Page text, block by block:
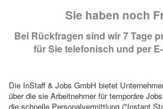
Sie haben noch
Bei Rückfragen sind wir 7 Tage
für Sie telefonisch und per
Die InStaff & Jobs GmbH bietet
über die sie Arbeitnehmer für temporäre
die schnelle Personalvermittlung ("Instant